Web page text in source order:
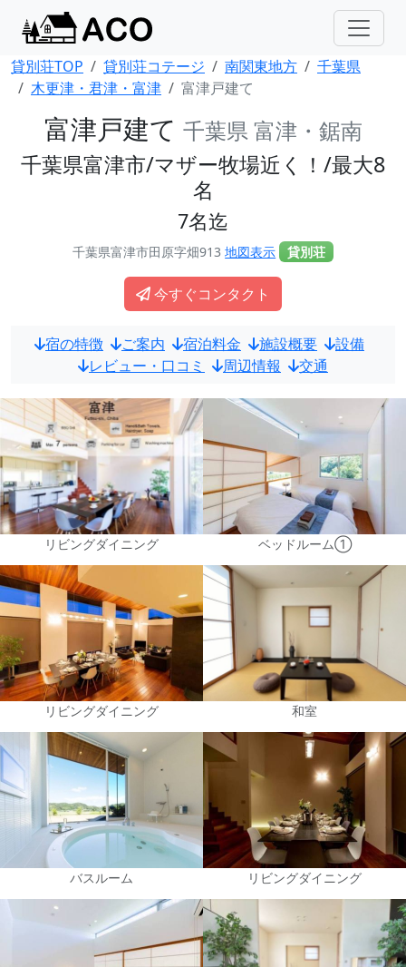
貸別荘TOP 貸別荘コテージ 南関東地方
千葉県
木更津・君津・富津
富津戸建て
富津戸建て 千葉県 富津・鋸南
千葉県富津市/マザー牧場近く！/最大8
名
7名迄
千葉県富津市田原字畑913地図表示 貸別荘
今すぐコンタクト
宿の特徴 ご案内 宿泊料金 施設概要
設備
レビュー・口コミ
周辺情報 交通
リビングダイニング ベッドルーム①
リビングダイニング 和室
バスルーム リビングダイニング